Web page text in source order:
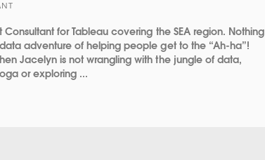
for Tableau covering the SEA region. Nothing
adventure of helping people get to the “Ah-ha”!
Jacelyn is not wrangling with the jungle of data,
or exploring ...